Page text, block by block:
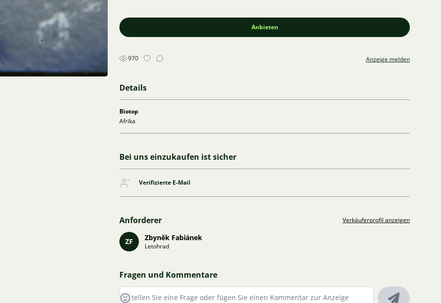
Anbieten
970 Anzeige melden
Details
Biotop
Afrika
Bei uns einzukaufen ist sicher
Verifizierte E-Mail
Anforderer Verkäuferprofil anzeigen
ZF Zbyněk Fabiánek
Letohrad
Fragen und Kommentare